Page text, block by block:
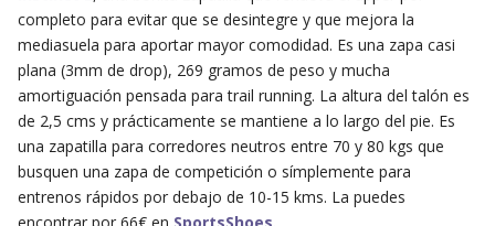
completo para evitar que se desintegre y que mejora la
mediasuela para aportar mayor comodidad. Es una zapa casi
plana (3mm de drop), 269 gramos de peso y mucha
amortiguación pensada para trail running. La altura del talón es
de 2,5 cms y prácticamente se mantiene a lo largo del pie. Es
una zapatilla para corredores neutros entre 70 y 80 kgs que
busquen una zapa de competición o símplemente para
entrenos rápidos por debajo de 10-15 kms. La puedes